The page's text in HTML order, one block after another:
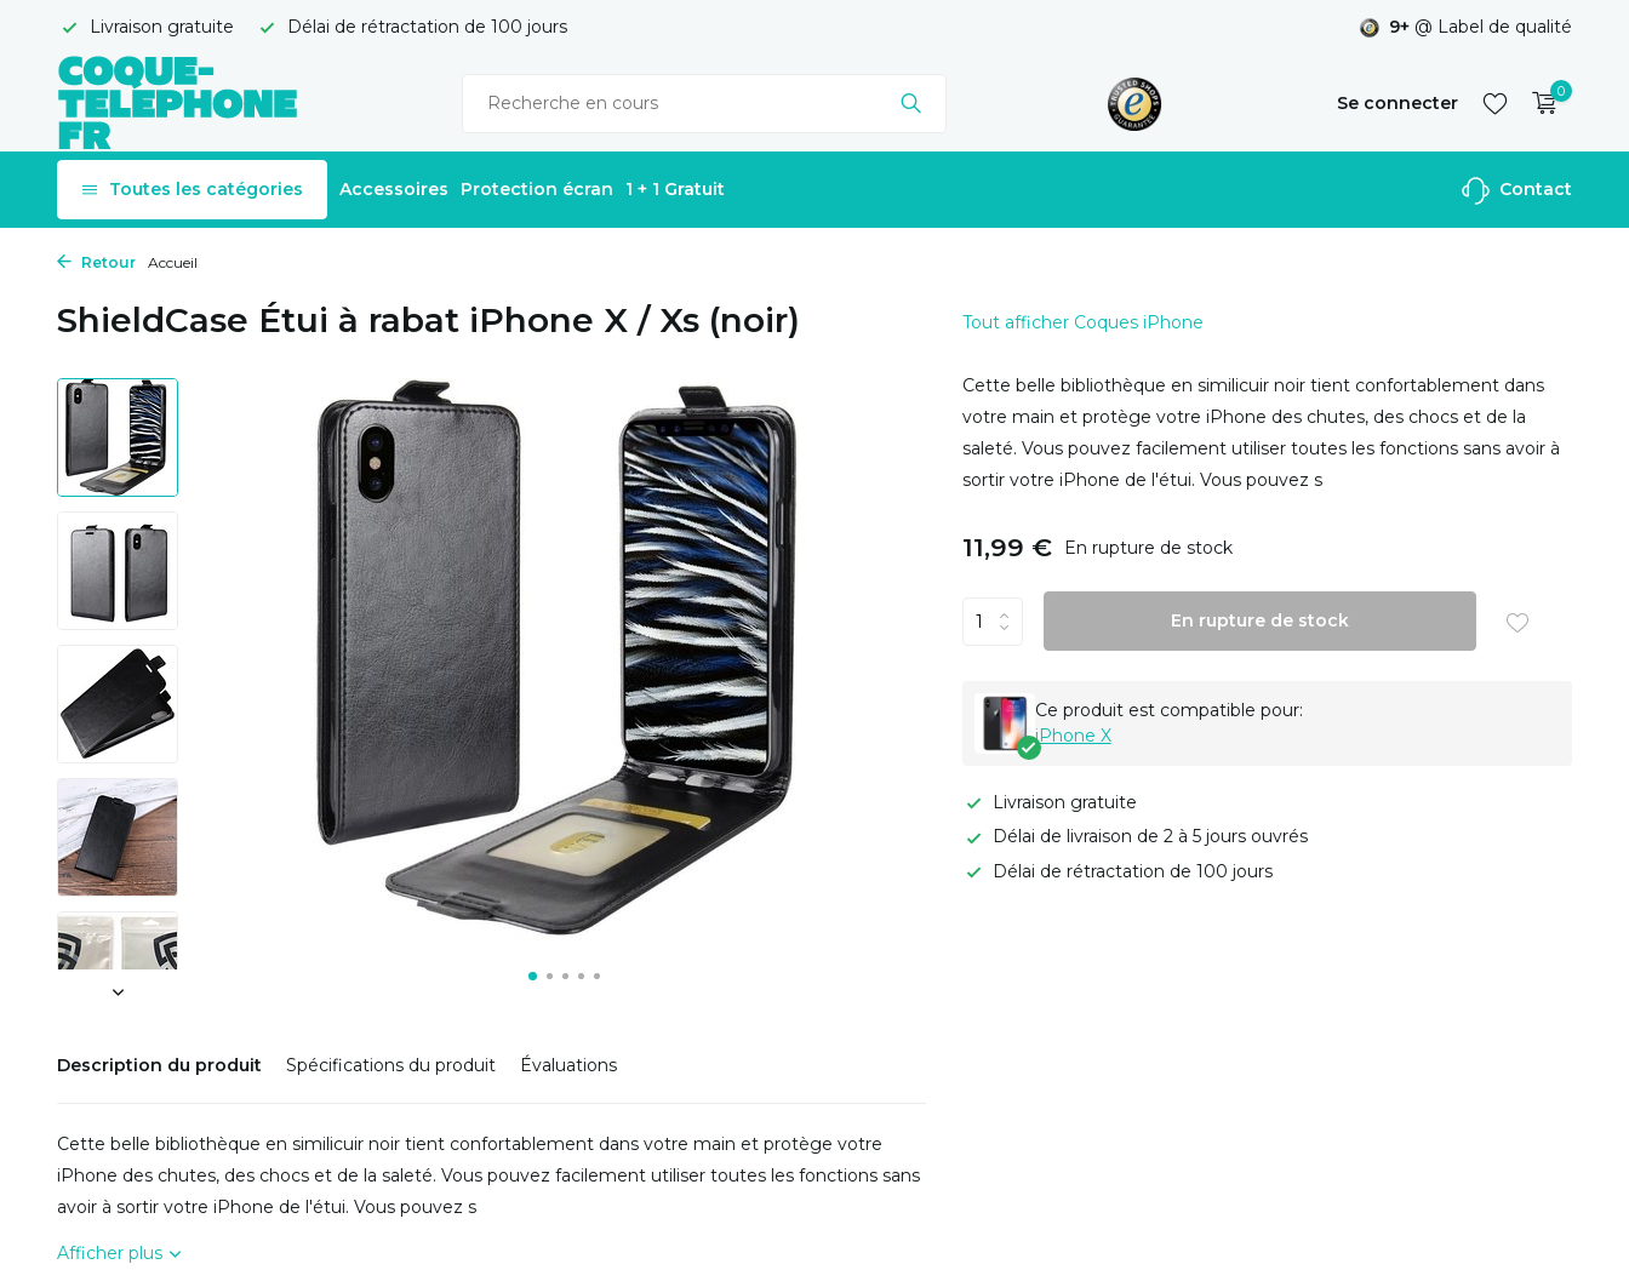
Livraison gratuite Délai de rétractation de 100 jours 9+ @ Label de qualité
Se connecter
S'inscrire
0
Toutes les catégories Accessoires Protection écran 1 + 1 Gratuit Contact
Retour Accueil
ShieldCase Étui à rabat iPhone X / Xs (noir)
Description du produit Spécifications du produit Évaluations
Cette belle bibliothèque en similicuir noir tient confortablement dans votre main et protège votre
iPhone des chutes, des chocs et de la saleté. Vous pouvez facilement utiliser toutes les fonctions sans
avoir à sortir votre iPhone de l'étui. Vous pouvez s
Afficher plus
Tout afficher Coques iPhone
Cette belle bibliothèque en similicuir noir tient confortablement dans
votre main et protège votre iPhone des chutes, des chocs et de la
saleté. Vous pouvez facilement utiliser toutes les fonctions sans avoir à
sortir votre iPhone de l'étui. Vous pouvez s
11,99 € En rupture de stock
En rupture de stock
Ce produit est compatible pour:
iPhone X
Livraison gratuite
Délai de livraison de 2 à 5 jours ouvrés
Délai de rétractation de 100 jours